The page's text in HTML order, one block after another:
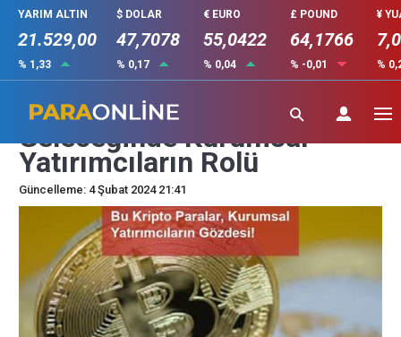
YARIM ALTIN
21.529,00
% 1,33
$ DOLAR
47,7078
% 0,17
€ EURO
55,0422
% 0,04
£ POUND
64,1766
% -0,01
¥
%
Kripto Paraların
Geleceğinde Kurumsal
Yatırımcıların Rolü
Güncelleme: 4 Şubat 2024 21:41